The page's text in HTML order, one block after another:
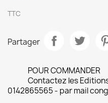
TTC
Partager
POUR COMMANDER
Contactez les
0142865565 - par mail